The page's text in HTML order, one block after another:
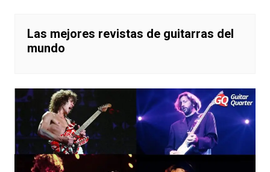
Las mejores revistas de guitarras del
mundo